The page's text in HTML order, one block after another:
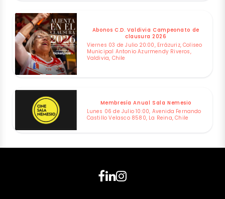
Abonos C.D. Valdivia Campeonato de
clausura 2026
Viernes 03 de Julio 20:00, Errázuriz, Coliseo
Municipal Antonio Azurmendy Riveros,
Valdivia, Chile
Membresía Anual Sala Nemesio
Lunes 06 de Julio 10:00, Avenida Fernando
Castillo Velasco 8580, La Reina, Chile